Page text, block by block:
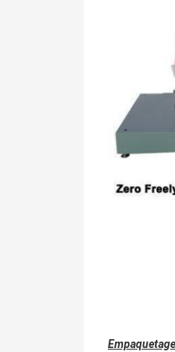
Empaquetage